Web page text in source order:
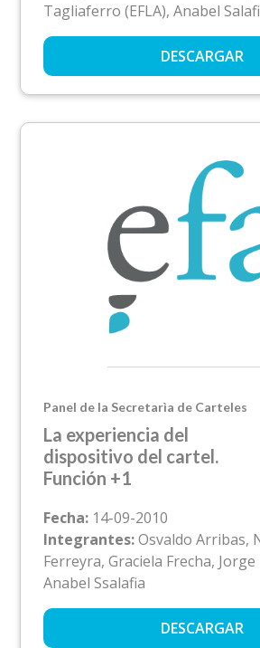
Tagliaferro (EFLA), Anabel
DESCARGAR
Panel de la Secretarìa de Carteles
La experiencia del
dispositivo del cartel.
Función +1
Fecha: 14-09-2010
Integrantes:Osvaldo Arribas,
Ferreyra, Graciela Frecha,
Anabel Ssalafia
DESCARGAR